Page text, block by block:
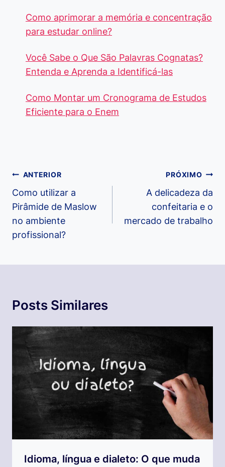
Como aprimorar a memória e concentração
para estudar online?
Você Sabe o Que São Palavras Cognatas?
Entenda e Aprenda a Identificá-las
Como Montar um Cronograma de Estudos
Eficiente para o Enem
Navegação
de
Post
ANTERIOR
Como utilizar a
Pirâmide de Maslow
no ambiente
profissional?
PRÓXIMO
A delicadeza da
confeitaria e o
mercado de trabalho
Posts Similares
Idioma, língua e dialeto: O que muda